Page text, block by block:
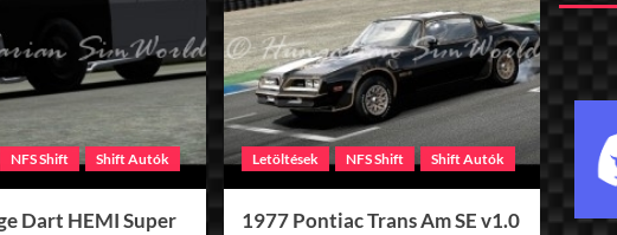
NFS Shift Shift Autók
Dart HEMI Super
Letöltések NFS Shift Shift Autók
1977 Pontiac Trans Am SE v1.0